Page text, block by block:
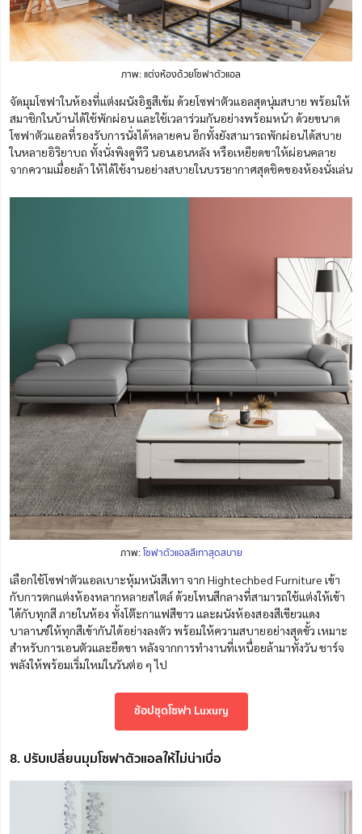
ภาพ: แต่งห้องด้วยโซฟาตัวแอล
จัดมุมโซฟาในห้องที่แต่งผนังอิฐสีเข้ม ด้วยโซฟาตัวแอลสุดนุ่มสบาย พร้อมให้
สมาชิกในบ้านได้ใช้พักผ่อน และใช้เวลาร่วมกันอย่างพร้อมหน้า ด้วยขนาด
โซฟาตัวแอลที่รองรับการนั่งได้หลายคน อีกทั้งยังสามารถพักผ่อนได้สบาย
ในหลายอิริยาบถ ทั้งนั่งพิงดูทีวี นอนเอนหลัง หรือเหยียดขาให้ผ่อนคลาย
จากความเมื่อยล้า ให้ได้ใช้งานอย่างสบายในบรรยากาศสุดชิคของห้องนั่งเล่น
ภาพ:โซฟาตัวแอลสีเทาสุดสบาย
เลือกใช้โซฟาตัวแอลเบาะหุ้มหนังสีเทา จาก Hightechbed Furniture เข้า
กับการตกแต่งห้องหลากหลายสไตล์ด้วยโทนสีกลางที่สามารถใช้แต่งให้เข้า
ได้กับทุกสีภายในห้อง ทั้งโต๊ะกาแฟสีขาว และผนังห้องสองสีเขียวแดง
บาลานซ์ให้ทุกสีเข้ากันได้อย่างลงตัว พร้อมให้ความสบายอย่างสุดขั้ว เหมาะ
สำหรับการเอนตัวและยืดขา หลังจากการทำงานที่เหนื่อยล้ามาทั้งวัน ชาร์จ
พลังให้พร้อมเริ่มใหม่ในวันต่อ ๆ ไป
ช้อปชุดโซฟา Luxury
8. ปรับเปลี่ยนมุมโซฟาตัวแอลให้ไม่น่าเบื่อ